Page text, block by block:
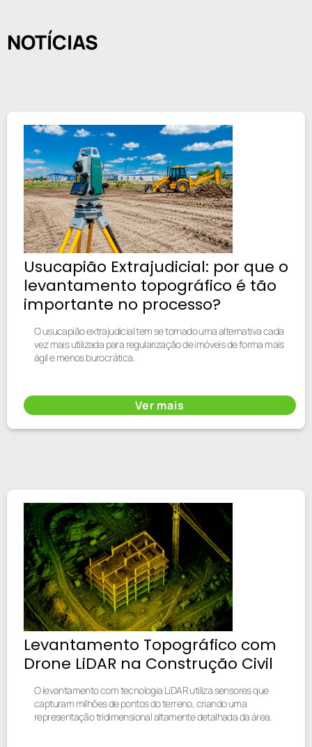
NOTÍCIAS
Usucapião Extrajudicial: por que o
levantamento topográfico é tão
importante no processo?
O usucapião extrajudicial tem se tornado uma alternativa cada
vez mais utilizada para regularização de imóveis de forma mais
ágil e menos burocrática.
Ver mais
Levantamento Topográfico com
Drone LiDAR na Construção Civil
O levantamento com tecnologia LiDAR utiliza sensores que
capturam milhões de pontos do terreno, criando uma
representação tridimensional altamente detalhada da área.